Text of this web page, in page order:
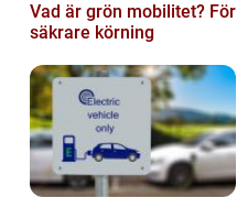
Vad är grön mobilitet? För
säkrare körning